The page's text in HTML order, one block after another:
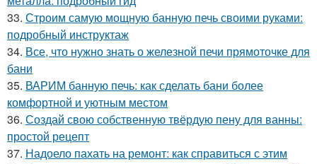
33. Строим самую мощную банную печь своими руками:
подробный инструктаж
34. Все, что нужно знать о железной печи прямоточке для
бани
35. ВАРИМ банную печь: как сделать бани более
комфортной и уютным местом
36. Создай свою собственную твёрдую пену для ванны:
простой рецепт
37. Надоело пахать на ремонт: как справиться с этим